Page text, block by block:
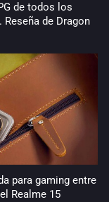
de todos los
de Dragon
para gaming entre
Realme 15